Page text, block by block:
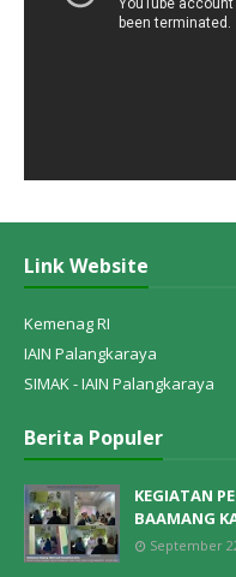
Link Website
Kemenag RI
IAIN Palangkaraya
SIMAK - IAIN Palangkaraya
Berita Populer
KEGIATAN
BAAMANG
September